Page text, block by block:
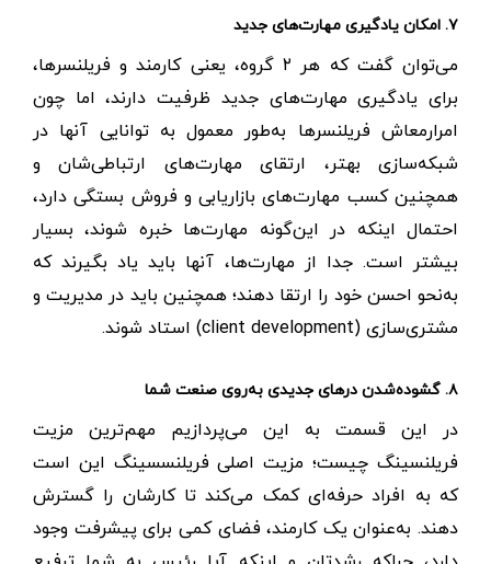
۷. امکان یادگیری مهارت‌های جدید
می‌توان گفت که هر ۲ گروه، یعنی کارمند و فریلنسرها،
برای یادگیری مهارت‌های جدید ظرفیت دارند، اما چون
امرارمعاش فریلنسرها به‌طور معمول به توانایی آنها در
شبکه‌سازی بهتر، ارتقای مهارت‌های ارتباطی‌شان و
همچنین کسب مهارت‌های بازاریابی و فروش بستگی دارد،
احتمال اینکه در این‌گونه مهارت‌ها خبره شوند، بسیار
بیشتر است. جدا از مهارت‌ها، آنها باید یاد بگیرند که
به‌نحو احسن خود را ارتقا دهند؛ همچنین باید در مدیریت و
مشتری‌سازی (client development) استاد شوند.
۸. گشوده‌شدن درهای جدیدی به‌روی صنعت شما
در این قسمت به این می‌پردازیم مهم‌ترین مزیت
فریلنسینگ چیست؛ مزیت اصلی فریلنسسینگ این است
که به افراد حرفه‌ای کمک می‌کند تا کارشان را گسترش
دهند. به‌عنوان یک کارمند، ‌فضای کمی برای پیشرفت وجود